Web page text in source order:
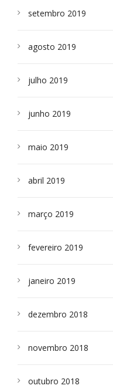
setembro 2019
agosto 2019
julho 2019
junho 2019
maio 2019
abril 2019
março 2019
fevereiro 2019
janeiro 2019
dezembro 2018
novembro 2018
outubro 2018